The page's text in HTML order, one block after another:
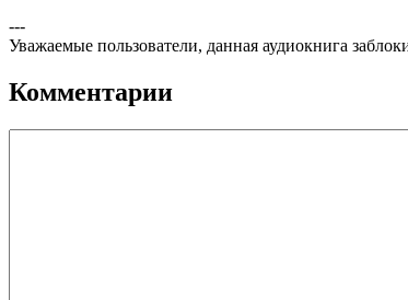
---
Уважаемые пользователи, данная аудиокнига
Комментарии